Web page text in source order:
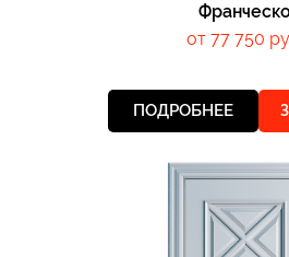
от 77 750
ПОДРОБНЕЕ